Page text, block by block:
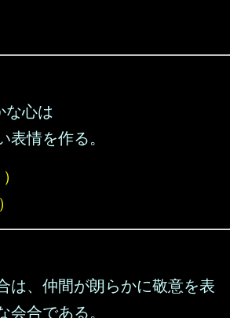
な心は
表情を作る。
）
）
は、仲間が朗らかに敬意を表
会合である。